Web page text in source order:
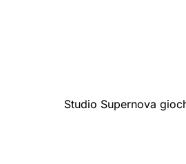
Studio Supernova